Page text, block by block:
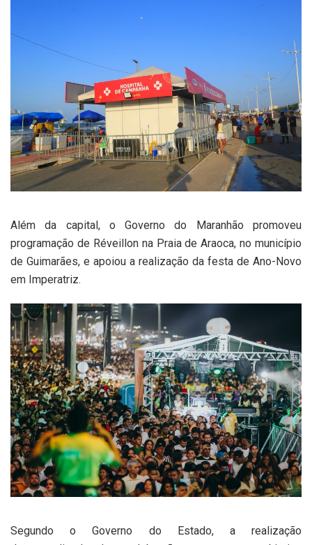
Além da capital, o Governo do Maranhão promoveu
programação de Réveillon na Praia de Araoca, no município
de Guimarães, e apoiou a realização da festa de Ano-Novo
em Imperatriz.
Segundo o Governo do Estado, a realização